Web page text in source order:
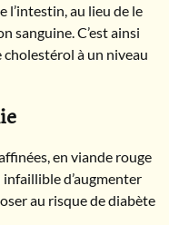
au lieu de le
sanguine. C’est ainsi
à un niveau
en viande rouge
d’augmenter
au risque de diabète